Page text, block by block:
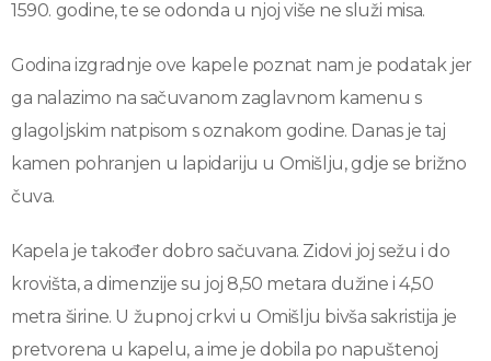
1590. godine, te se odonda u njoj više ne služi misa.
Godina izgradnje ove kapele poznat nam je podatak jer
ga nalazimo na sačuvanom zaglavnom kamenu s
glagoljskim natpisom s oznakom godine. Danas je taj
kamen pohranjen u lapidariju u Omišlju, gdje se brižno
čuva.
Kapela je također dobro sačuvana. Zidovi joj sežu i do
krovišta, a dimenzije su joj 8,50 metara dužine i 4,50
metra širine. U župnoj crkvi u Omišlju bivša sakristija je
pretvorena u kapelu, a ime je dobila po napuštenoj